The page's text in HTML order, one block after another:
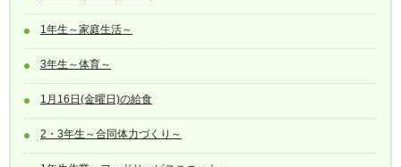
1年生～家庭生活～
3年生～体育～
1月16日(金曜日)の給食
2・3年生～合同体力づくり～